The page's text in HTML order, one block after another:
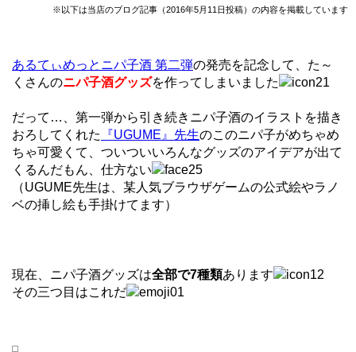
※以下は当店のブログ記事（2016年5月11日投稿）の内容を掲載しています
あるてぃめっとニパ子酒 第二弾の発売を記念して、た～
くさんのニパ子酒グッズを作ってしまいました
だって…、第一弾から引き続きニパ子酒のイラストを描き
おろしてくれた
『UGUME』先生のこのニパ子がめちゃめ
ちゃ可愛くて、ついついいろんなグッズのアイデアが出て
くるんだもん、仕方ない
（UGUME先生は、某人気ブラウザゲームの公式絵やラノ
ベの挿し絵も手掛けてます）
現在、ニパ子酒グッズは全部で7種類あります
その三つ目はこれだ